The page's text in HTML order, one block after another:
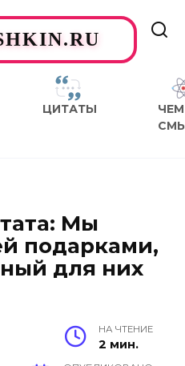
ЦИТАТЫ
ЧЕМ
Мы
подарками,
для них
НА ЧТЕНИЕ
2 мин.